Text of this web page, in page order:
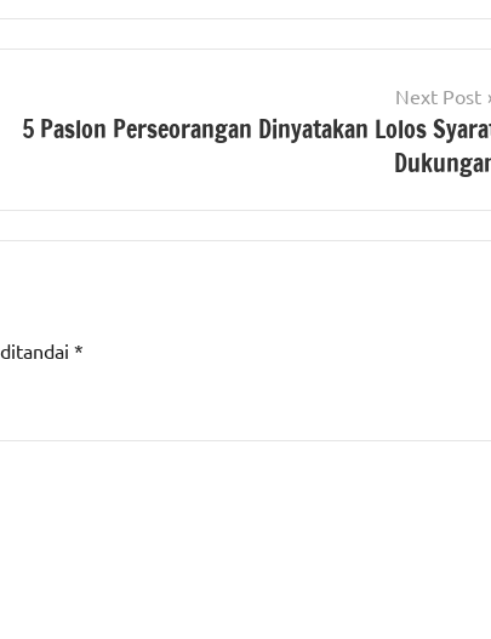
Next Post
5 Paslon Perseorangan Dinyatakan Lolos
*